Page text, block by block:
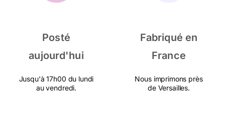
Posté
aujourd'hui
Jusqu'à 17h00 du lundi
au vendredi.
Fabriqué en
France
Nous imprimons près
de Versailles.